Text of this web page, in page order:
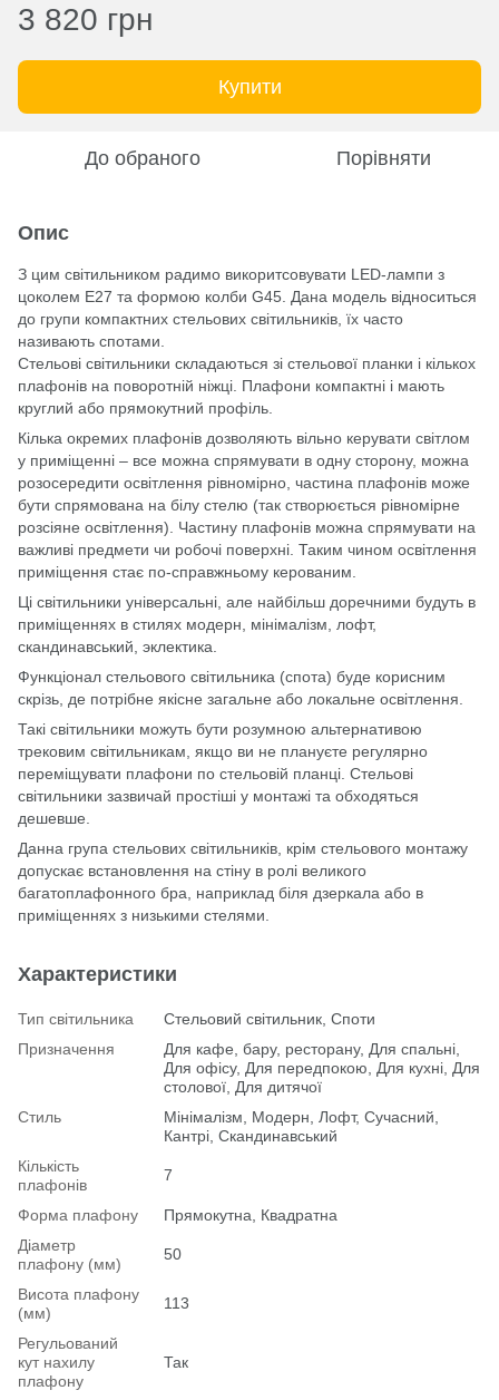
3 820 грн
Купити
До обраного Порівняти
Опис
З цим світильником радимо викоритсовувати LED-лампи з
цоколем Е27 та формою колби G45. Дана модель відноситься
до групи компактних стельових світильників, їх часто
називають спотами.
Стельові світильники складаються зі стельової планки і кількох
плафонів на поворотній ніжці. Плафони компактні і мають
круглий або прямокутний профіль.
Кілька окремих плафонів дозволяють вільно керувати світлом
у приміщенні – все можна спрямувати в одну сторону, можна
розосередити освітлення рівномірно, частина плафонів може
бути спрямована на білу стелю (так створюється рівномірне
розсіяне освітлення). Частину плафонів можна спрямувати на
важливі предмети чи робочі поверхні. Таким чином освітлення
приміщення стає по-справжньому керованим.
Ці світильники універсальні, але найбільш доречними будуть в
приміщеннях в стилях модерн, мінімалізм, лофт,
скандинавський, эклектика.
Функціонал стельового світильника (спота) буде корисним
скрізь, де потрібне якісне загальне або локальне освітлення.
Такі світильники можуть бути розумною альтернативою
трековим світильникам, якщо ви не плануєте регулярно
переміщувати плафони по стельовій планці. Стельові
світильники зазвичай простіші у монтажі та обходяться
дешевше.
Данна група стельових світильників, крім стельового монтажу
допускає встановлення на стіну в ролі великого
багатоплафонного бра, наприклад біля дзеркала або в
приміщеннях з низькими стелями.
Характеристики
Тип світильника
Стельовий світильник, Споти
Призначення
Для кафе, бару, ресторану, Для спальні,
Для офісу, Для передпокою, Для кухні, Для
столової, Для дитячої
Стиль
Мінімалізм, Модерн, Лофт, Сучасний,
Кантрі, Скандинавський
Кількість
плафонів
7
Форма плафону
Прямокутна, Квадратна
Діаметр
плафону (мм)
50
Висота плафону
(мм)
113
Регульований
кут нахилу
плафону
Так